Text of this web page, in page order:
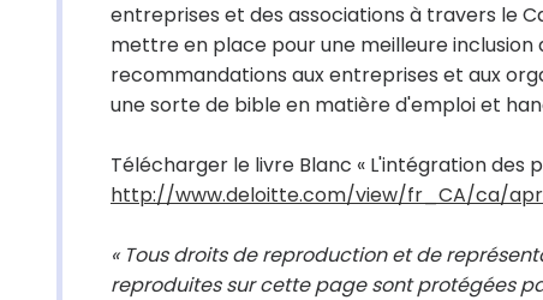
entreprises et des associations à travers le
mettre en place pour une meilleure
recommandations aux entreprises et aux
une sorte de bible en matière d'emploi et
Télécharger le livre Blanc « L'intégration des
http://www.deloitte.com/view/fr_CA/ca/
« Tous droits de reproduction et de
reproduites sur cette page sont protégées